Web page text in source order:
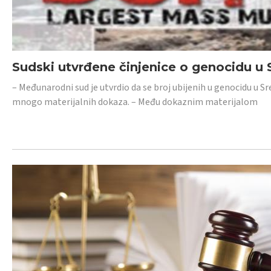
Sudski utvrđene činjenice o genocidu u
– Međunarodni sud je utvrdio da se broj ubijenih u genocidu u
mnogo materijalnih dokaza. – Među dokaznim materijalom